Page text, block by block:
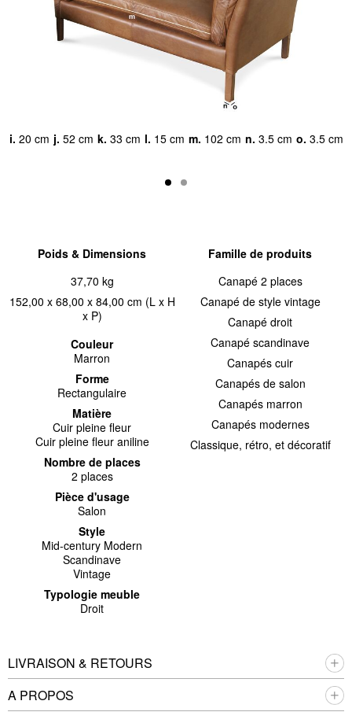
a.23
b.65
c. 17
d. 42
e.13
f.78
g.152
h.84
Poids & Dimensions
37,70 kg
152,00 x 68,00 x 84,00 cm (L x H
x P)
Couleur
Marron
Forme
Rectangulaire
Matière
Cuir pleine fleur
Cuir pleine fleur aniline
Nombre de places
2 places
Pièce d'usage
Salon
Style
Mid-century Modern
Scandinave
Vintage
Typologie meuble
Droit
Famille de produits
Canapé 2 places
Canapé de style vintage
Canapé droit
Canapé scandinave
Canapés cuir
Canapés de salon
Canapés marron
Canapés modernes
Classique, rétro, et décoratif
LIVRAISON & RETOURS
A PROPOS